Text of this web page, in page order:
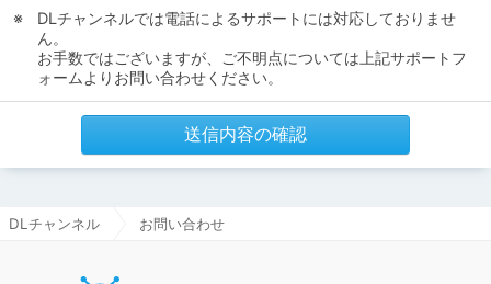
DLチャンネルでは電話によるサポートには対応しておりませ
ん。
お手数ではございますが、ご不明点については上記サポートフ
ォームよりお問い合わせください。
送信内容の確認
DLチャンネル お問い合わせ